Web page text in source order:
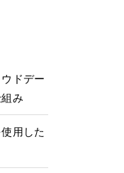
ドデー
み
⽤した